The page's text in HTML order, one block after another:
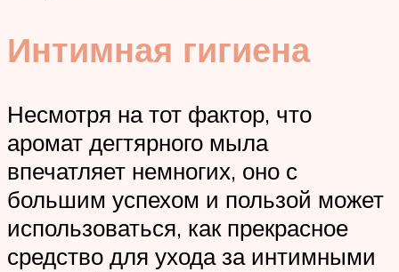
Интимная гигиена
Несмотря на тот фактор, что
аромат дегтярного мыла
впечатляет немногих, оно с
большим успехом и пользой может
использоваться, как прекрасное
средство для ухода за интимными